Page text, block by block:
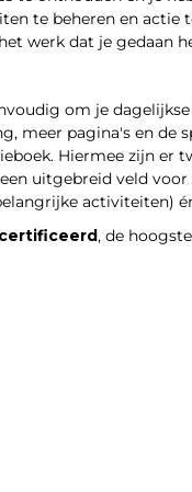
te beheren en actie
werk dat je gedaan
om je
meer pagina's en de
Hiermee zijn er
uitgebreid veld
activiteiten)
, de